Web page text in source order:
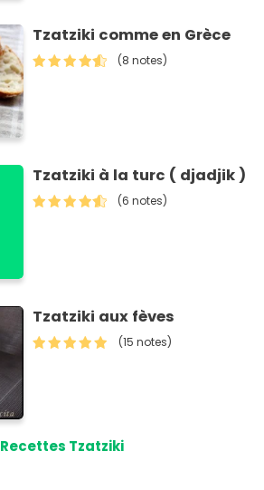
Tzatziki comme en Grèce
(8 notes)
Tzatziki à la turc ( djadjik )
(6 notes)
Tzatziki aux fèves
(15 notes)
Recettes Tzatziki